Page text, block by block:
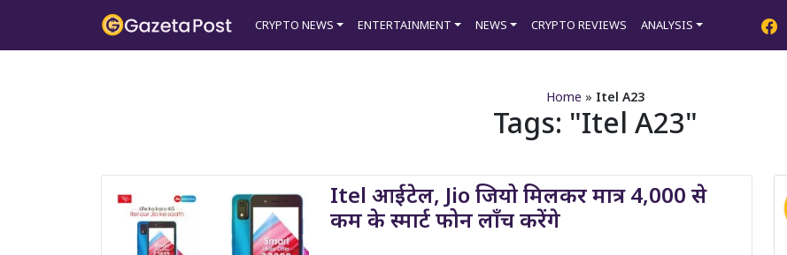
CRYPTO NEWS ENTERTAINMENT NEWS CRYPTO REVIEWS ANALYSIS
Home » Itel A23
Tags: Itel A23
Itel आईटेल, Jio जियो मिलकर मात्र 4,000 से
कम के स्मार्ट फोन लॉंच करेंगे